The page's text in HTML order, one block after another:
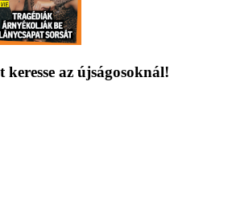
keresse az újságosoknál!